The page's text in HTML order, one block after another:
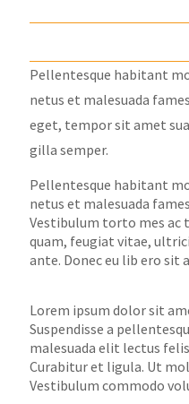
Pellentesque habitant
netus et malesuada
eget, tempor sit amet
gilla semper.
Pellentesque habitant
netus et malesuada
Vestibulum torto mes
quam, feugiat vitae,
ante. Donec eu lib ero sit
Lorem ipsum dolor sit
Suspendisse a
malesuada elit lectus
Curabitur et ligula. Ut
Vestibulum commodo